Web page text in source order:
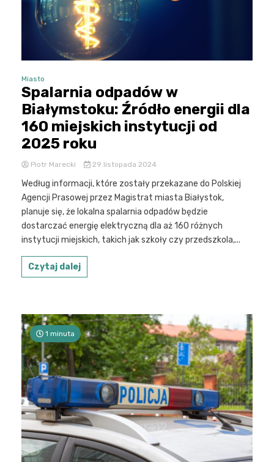
Miasto
Spalarnia odpadów w
Białymstoku: Źródło energii dla
160 miejskich instytucji od
2025 roku
Piotr Marecki 29 listopada 2024
Według informacji, które zostały przekazane do Polskiej
Agencji Prasowej przez Magistrat miasta Białystok,
planuje się, że lokalna spalarnia odpadów będzie
dostarczać energię elektryczną dla aż 160 różnych
instytucji miejskich, takich jak szkoły czy przedszkola,...
Czytaj dalej
1 minuta